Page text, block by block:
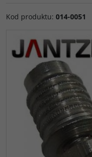
Kod produktu: 014-0051